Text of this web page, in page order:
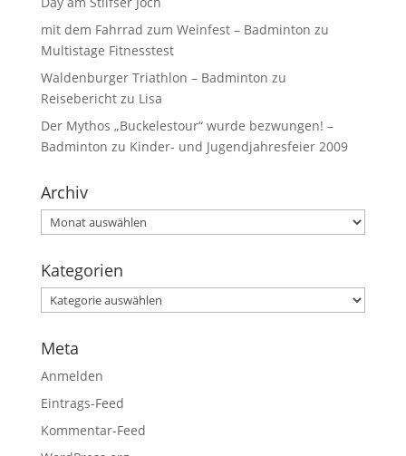
mit dem Fahrrad zum Weinfest – Badminton zu
Multistage Fitnesstest
Waldenburger Triathlon – Badminton zu
Reisebericht zu Lisa
Der Mythos „Buckelestour“ wurde bezwungen! –
Badminton zu Kinder- und Jugendjahresfeier 2009
Archiv
Kategorien
Meta
Anmelden
Eintrags-Feed
Kommentar-Feed